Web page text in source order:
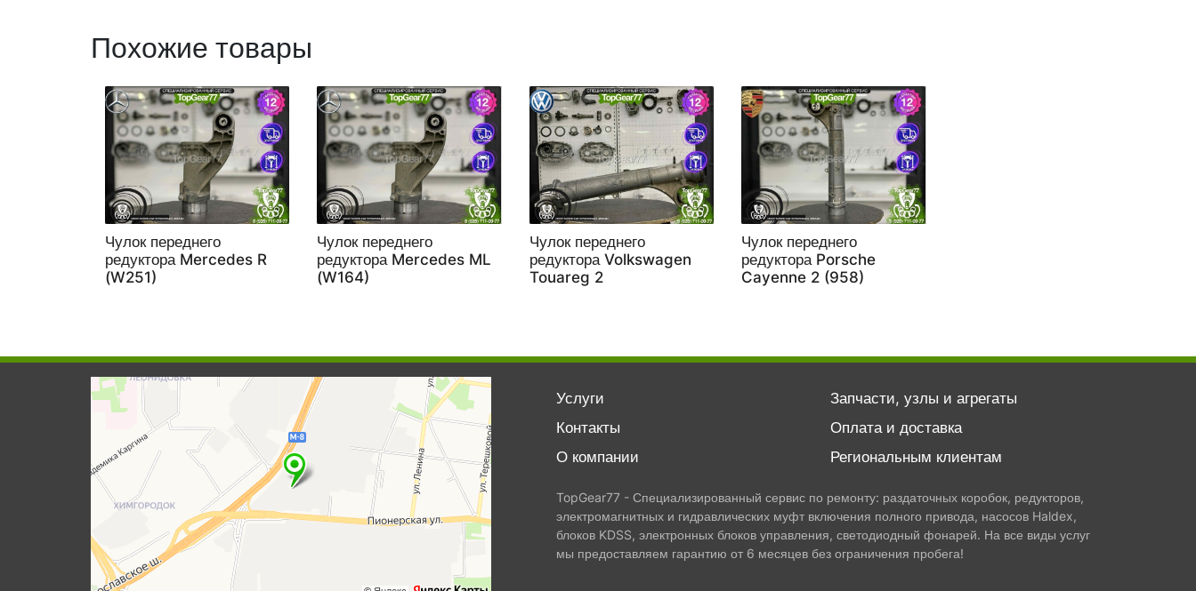
Похожие товары
Чулок переднего
редуктора Mercedes R
(W251)
Чулок переднего
редуктора Mercedes ML
(W164)
Чулок переднего
редуктора Volkswagen
Touareg 2
Чулок переднего
редуктора Porsche
Cayenne 2 (958)
Услуги
Запчасти, узлы и агрегаты
Контакты
Оплата и доставка
О компании
Региональным клиентам
TopGear77 - Специализированный сервис по ремонту: раздаточных коробок, редукторов,
электромагнитных и гидравлических муфт включения полного привода, насосов Haldex,
блоков KDSS, электронных блоков управления, светодиодный фонарей. На все виды услуг
мы предоставляем гарантию от 6 месяцев без ограничения пробега!